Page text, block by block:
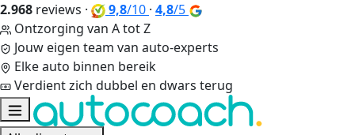
2.968 reviews · 9,8/10 · 4,8/5
Ontzorging van A tot Z
Jouw eigen team van auto-experts
Elke auto binnen bereik
Verdient zich dubbel en dwars terug